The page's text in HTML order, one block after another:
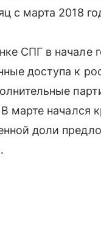
с марта 2018
СПГ в начале
доступа к
марте начался
доли